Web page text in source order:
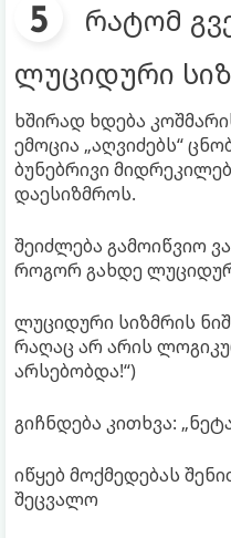
რატომ
ლუციდური
ხშირად ხდება
ემოცია „აღვიძებს“
ბუნებრივი
დაესიზმროს.
შეიძლება გამოიწვიო
როგორ გახდე
ლუციდური სიზმრის
რაღაც არ არის
არსებობდა!“)
გიჩნდება კითხვა:
იწყებ მოქმედებას
შეცვალო